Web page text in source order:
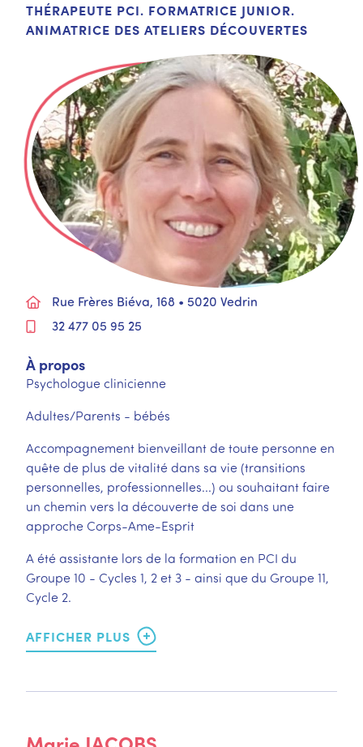
THÉRAPEUTE PCI. FORMATRICE JUNIOR.
ANIMATRICE DES ATELIERS DÉCOUVERTES
À propos
Psychologue clinicienne
Adultes/Parents - bébés
Accompagnement bienveillant de toute personne en
quête de plus de vitalité dans sa vie (transitions
personnelles, professionnelles...) ou souhaitant faire
un chemin vers la découverte de soi dans une
approche Corps-Ame-Esprit
A été assistante lors de la formation en PCI du
Groupe 10 - Cycles 1, 2 et 3 - ainsi que du Groupe 11,
Cycle 2.
Rue Frères Biéva, 168 • 5020 Vedrin
32 477 05 95 25